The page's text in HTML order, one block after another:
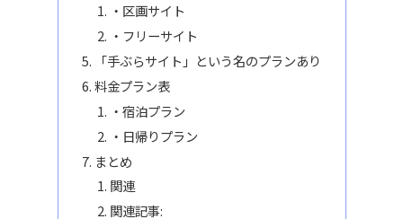
・区画サイト
・フリーサイト
「手ぶらサイト」という名のプランあり
料金プラン表
・宿泊プラン
・日帰りプラン
まとめ
関連
関連記事: